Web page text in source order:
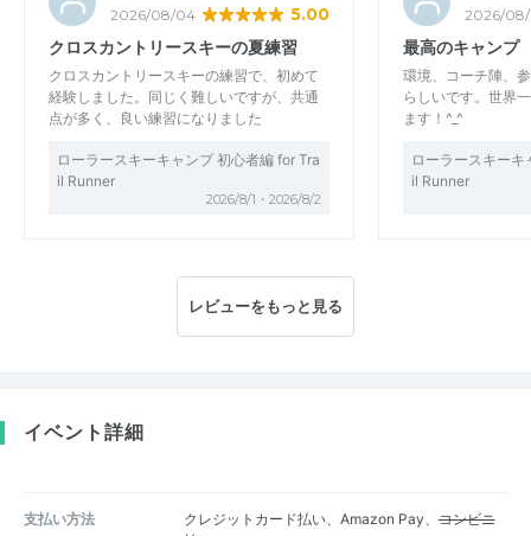
2026/08/04 5.00
クロスカントリースキーの夏練習
クロスカントリースキーの練習で、初めて
経験しました。同じく難しいですが、共通
点が多く、良い練習になりました
ローラースキーキャンプ 初心者編 for Tra
il Runner
2026/8/1・2026/8/2
2026/
最高のキャンプ
環境、コーチ陣、
らしいです。世界
ます！^_^
ローラースキー
il Runner
レビューをもっと見る
イベント詳細
支払い方法 クレジットカード払い、Amazon Pay、コンビニ